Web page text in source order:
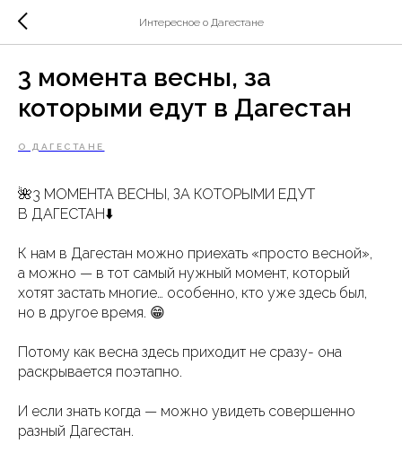
Интересное о Дагестане
3 момента весны, за
которыми едут в Дагестан
О ДАГЕСТАНЕ
🌺3 МОМЕНТА ВЕСНЫ, ЗА КОТОРЫМИ ЕДУТ
В ДАГЕСТАН⬇️
К нам в Дагестан можно приехать «просто весной»,
а можно — в тот самый нужный момент, который
хотят застать многие… особенно, кто уже здесь был,
но в другое время. 😁
Потому как весна здесь приходит не сразу- она
раскрывается поэтапно.
И если знать когда — можно увидеть совершенно
разный Дагестан.